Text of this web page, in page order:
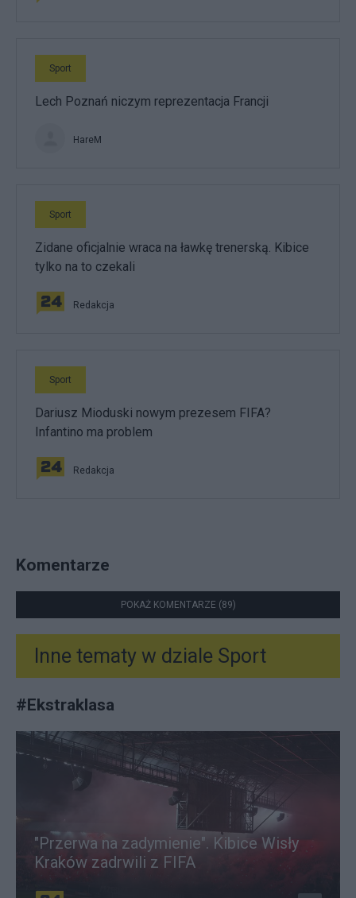
Sport
Lech Poznań niczym reprezentacja Francji
HareM
Sport
Zidane oficjalnie wraca na ławkę trenerską. Kibice
tylko na to czekali
Redakcja
Sport
Dariusz Mioduski nowym prezesem FIFA?
Infantino ma problem
Redakcja
Komentarze
POKAŻ KOMENTARZE (89)
Inne tematy w dziale Sport
#Ekstraklasa
"Przerwa na zadymienie". Kibice Wisły
Kraków zadrwili z FIFA